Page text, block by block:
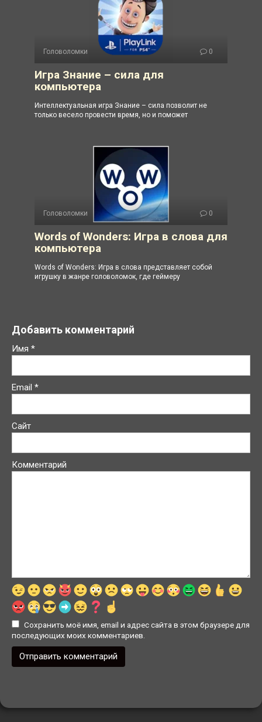
Головоломки 0
Игра Знание – сила для
компьютера
Интеллектуальная игра Знание – сила позволит не
только весело провести время, но и поможет
Головоломки 0
Words of Wonders: Игра в слова для
компьютера
Words of Wonders: Игра в слова представляет собой
игрушку в жанре головоломок, где геймеру
Добавить комментарий
Имя *
Email *
Сайт
Комментарий
Сохранить моё имя, email и адрес сайта в этом браузере для
последующих моих комментариев.